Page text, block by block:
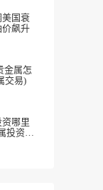
国衰
飙升
金属怎
交易)
哪里
投资被